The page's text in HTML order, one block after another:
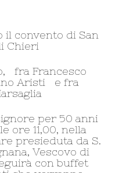
il convento di San
Chieri
fra Francesco
Aristi e fra
per 50 anni
ore 11,00, nella
presieduta da S.
Vescovo di
con buffet